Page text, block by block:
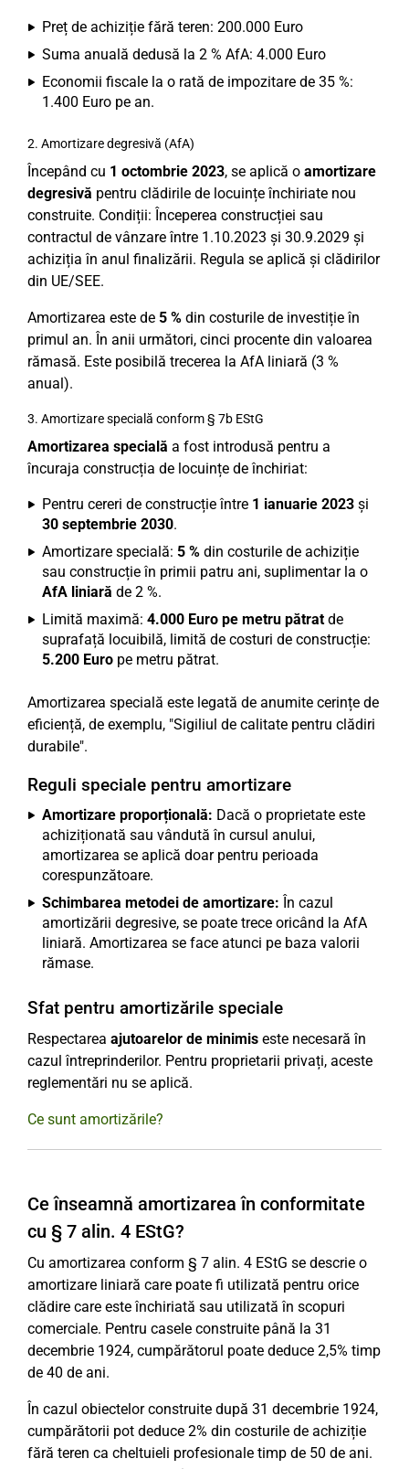
Preț de achiziție fără teren: 200.000 Euro
Suma anuală dedusă la 2 % AfA: 4.000 Euro
Economii fiscale la o rată de impozitare de 35 %:
1.400 Euro pe an.
2. Amortizare degresivă (AfA)
Începând cu 1 octombrie 2023, se aplică o amortizare
degresivă pentru clădirile de locuințe închiriate nou
construite. Condiții: Începerea construcției sau
contractul de vânzare între 1.10.2023 și 30.9.2029 și
achiziția în anul finalizării. Regula se aplică și clădirilor
din UE/SEE.
Amortizarea este de 5 % din costurile de investiție în
primul an. În anii următori, cinci procente din valoarea
rămasă. Este posibilă trecerea la AfA liniară (3 %
anual).
3. Amortizare specială conform § 7b EStG
Amortizarea specială a fost introdusă pentru a
încuraja construcția de locuințe de închiriat:
Pentru cereri de construcție între 1 ianuarie 2023 și
30 septembrie 2030.
Amortizare specială: 5 % din costurile de achiziție
sau construcție în primii patru ani, suplimentar la o
AfA liniară de 2 %.
Limită maximă: 4.000 Euro pe metru pătratde
suprafață locuibilă, limită de costuri de construcție:
5.200 Euro pe metru pătrat.
Amortizarea specială este legată de anumite cerințe de
eficiență, de exemplu, "Sigiliul de calitate pentru clădiri
durabile".
Reguli speciale pentru amortizare
Amortizare proporțională: Dacă o proprietate este
achiziționată sau vândută în cursul anului,
amortizarea se aplică doar pentru perioada
corespunzătoare.
Schimbarea metodei de amortizare: În cazul
amortizării degresive, se poate trece oricând la AfA
liniară. Amortizarea se face atunci pe baza valorii
rămase.
Sfat pentru amortizările speciale
Respectarea ajutoarelor de minimis este necesară în
cazul întreprinderilor. Pentru proprietarii privați, aceste
reglementări nu se aplică.
Ce sunt amortizările?
Ce înseamnă amortizarea în conformitate
cu § 7 alin. 4 EStG?
Cu amortizarea conform § 7 alin. 4 EStG se descrie o
amortizare liniară care poate fi utilizată pentru orice
clădire care este închiriată sau utilizată în scopuri
comerciale. Pentru casele construite până la 31
decembrie 1924, cumpărătorul poate deduce 2,5% timp
de 40 de ani.
În cazul obiectelor construite după 31 decembrie 1924,
cumpărătorii pot deduce 2% din costurile de achiziție
fără teren ca cheltuieli profesionale timp de 50 de ani.